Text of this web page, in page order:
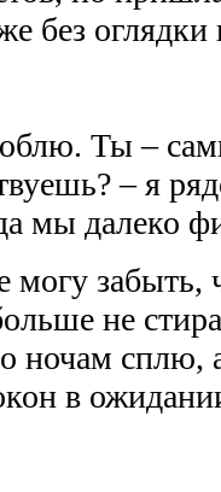
без
Ты –
– я
мы далеко
могу забыть,
не
ночам сплю,
в